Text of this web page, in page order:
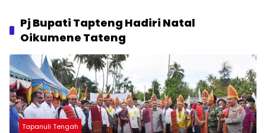
Pj Bupati Tapteng Hadiri Natal
Oikumene Tateng
Tapanuli Tengah